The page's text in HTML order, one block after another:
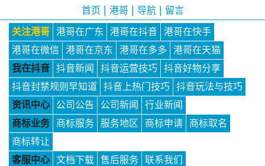
首页 港哥| 导航| 留言
关注港哥 港哥在广东 港哥在抖音
港哥在快手
港哥在微信
港哥在京东 港哥在多多
港哥在天猫
我在抖音
抖音新闻 抖音运营技巧
抖音好物分享
抖音封禁规则早知道
抖音上热门技巧
抖音玩法与技巧
资讯中心
公司公告 公司新闻
行业新闻
商标业务
商标服务 服务地区 商标申请
商标取名
商标转让
客服中心
文档下载 售后服务 联系我们